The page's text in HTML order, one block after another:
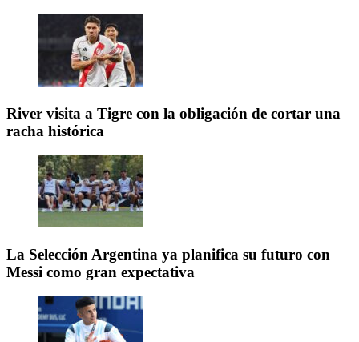
River visita a Tigre con la obligación de cortar una
racha histórica
La Selección Argentina ya planifica su futuro con
Messi como gran expectativa